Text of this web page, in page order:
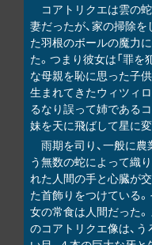
コアトリクエは雲の
妻だったが、家の掃除
た羽根のボールの魔力
た。つまり彼女は「罪を
な母親を恥に思った子
生まれてきたウィツィ
るなり誤って姉である
妹を天に飛ばして星に
雨期を司り、一般に
う無数の蛇によって織
れた人間の手と心臓が
た首飾りをつけている
女の常食は人間だった
のコアトリクエ像は、